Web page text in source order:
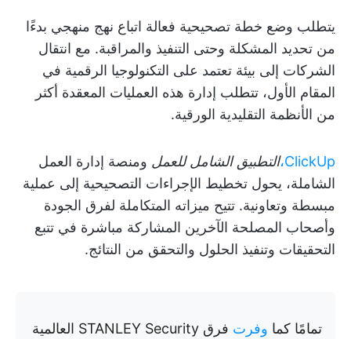
يتطلب وضع خطة تصحيحية فعالة اتباع نهج منهجي بدءًا
من تحديد المشكلة وحتى التنفيذ والمراقبة. مع انتقال
الشركات إلى بيئة تعتمد على التكنولوجيا الرقمية في
المقام الأول، تتطلب إدارة هذه العمليات المعقدة أكثر
من الأنظمة التقليدية الورقية.
ClickUp، التطبيق الشامل للعمل ومنصة إدارة العمل
الشاملة، يحول تخطيط الإجراءات التصحيحية إلى عملية
مبسطة وتعاونية. تتيح ميزاته المتكاملة لفرق الجودة
وأصحاب المصلحة الآخرين المشاركة مباشرة في تتبع
التحقيقات وتنفيذ الحلول والتحقق من النتائج.
تمامًا كما وفرت فرق STANLEY Security العالمية